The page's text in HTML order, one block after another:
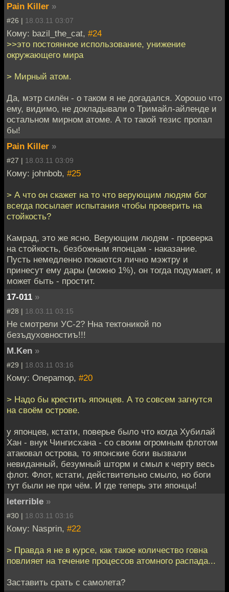
Pain Killer »
#26 | 18.03.11 03:07
Кому: bazil_the_cat, #24
>>это постоянное использование, унижение
окружающего мира
> Мирный атом.
Да, мэтр силён - о таком я не догадался. Хорошо что
ему, видимо, не докладывали о Тримайл-айленде и
остальном мирном атоме. А то такой тезис пропал
бы!
Pain Killer »
#27 | 18.03.11 03:09
Кому: johnbob, #25
> А что он скажет на то что верующим людям бог
всегда посылает испытания чтобы проверить на
стойкость?
Камрад, это же ясно. Верующим людям - проверка
на стойкость, безбожным японцам - наказание.
Пусть немедленно покаются лично мэжтру и
принесут ему дары (можно 1%), он тогда подумает, и
может быть - простит.
17-011 »
#28 | 18.03.11 03:15
Не смотрели УС-2? Нна тектоникой по
безъдуховностиъ!!!
M.Ken »
#29 | 18.03.11 03:16
Кому: Onepamop, #20
> Надо бы крестить японцев. А то совсем загнутся
на своём острове.
у японцев, кстати, поверье было что когда Хубилай
Хан - внук Чингисхана - со своим огромным флотом
атаковал острова, то японские боги вызвали
невиданный, безумный шторм и смыл к черту весь
флот. Флот, кстати, действительно смыло, но боги
тут были не при чём. И где теперь эти японцы!
leterrible »
#30 | 18.03.11 03:16
Кому: Nasprin, #22
> Правда я не в курсе, как такое количество говна
повлияет на течение процессов атомного распада...
Заставить срать с самолета?